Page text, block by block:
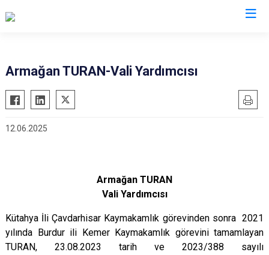
Armağan TURAN-Vali Yardımcısı
12.06.2025
Armağan TURAN
Vali Yardımcısı
Kütahya İli Çavdarhisar Kaymakamlık görevinden sonra 2021
yılında Burdur ili Kemer Kaymakamlık görevini tamamlayan
TURAN, 23.08.2023 tarih ve 2023/388 sayılı